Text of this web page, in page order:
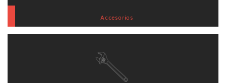
Accesorios